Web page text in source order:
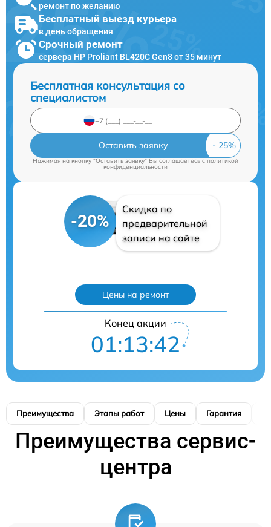
ремонт по желанию
Бесплатный выезд курьера
в день обращения
Срочный ремонт
сервера HP Proliant BL420C Gen8 от 35 минут
Бесплатная консультация со
специалистом
Оставить заявку
Нажимая на кнопку "Оставить заявку" Вы соглашаетесь cполитикой
конфиденциальности
-20%
Скидка по
предварительной
записи на сайте
Цены на ремонт
Конец акции
01:13:41
Преимущества Этапы работ Цены Гарантия
Преимущества сервис-
центра